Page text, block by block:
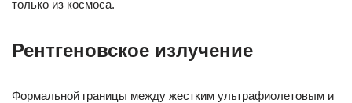
только из космоса.
Рентгеновское излучение
Формальной границы между жестким ультрафиолетовым и